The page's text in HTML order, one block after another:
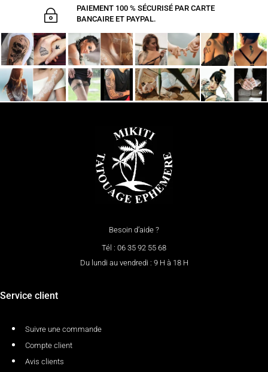
~
PAIEMENT 100 % SÉCURISÉ PAR CARTE
BANCAIRE ET PAYPAL.
Besoin d’aide ?
Tél : 06 35 92 55 68
Du lundi au vendredi : 9 H à 18 H
Service client
Suivre une commande
Compte client
Avis clients